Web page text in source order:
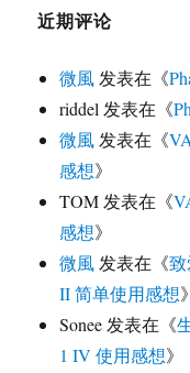
近期评论
微風 发表在《
riddel 发表在《
微風 发表在《
感想》
TOM 发表在《
感想》
微風 发表在《
II 简单使用感想》
Sonee 发表在《
1 IV 使用感想》